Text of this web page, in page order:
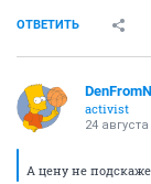
ОТВЕТИТЬ
activist
24 августа
А цену не